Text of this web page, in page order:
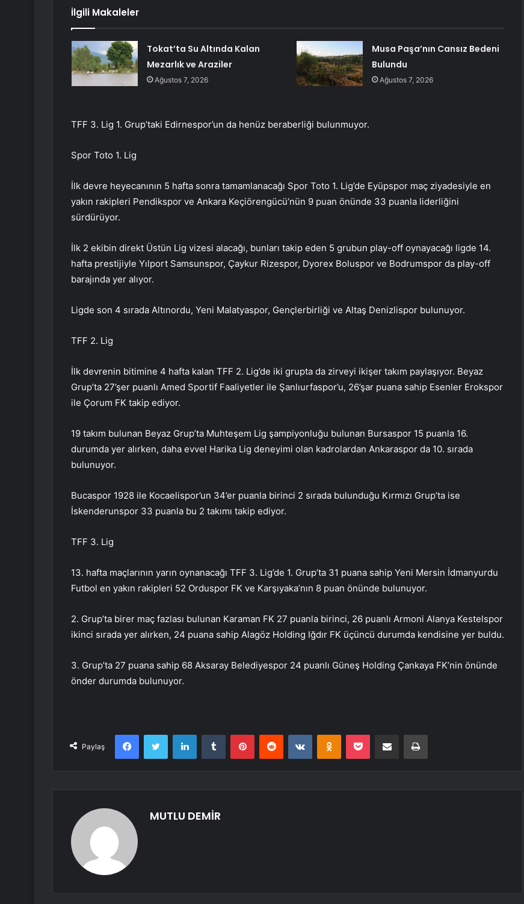
İlgili Makaleler
Tokat’ta Su Altında Kalan
Mezarlık ve Araziler
Ağustos 7, 2026
Musa Paşa’nın Cansız Bedeni
Bulundu
Ağustos 7, 2026
TFF 3. Lig 1. Grup’taki Edirnespor’un da henüz beraberliği bulunmuyor.
Spor Toto 1. Lig
İlk devre heyecanının 5 hafta sonra tamamlanacağı Spor Toto 1. Lig’de Eyüpspor maç ziyadesiyle en
yakın rakipleri Pendikspor ve Ankara Keçiörengücü’nün 9 puan önünde 33 puanla liderliğini
sürdürüyor.
İlk 2 ekibin direkt Üstün Lig vizesi alacağı, bunları takip eden 5 grubun play-off oynayacağı ligde 14.
hafta prestijiyle Yılport Samsunspor, Çaykur Rizespor, Dyorex Boluspor ve Bodrumspor da play-off
barajında yer alıyor.
Ligde son 4 sırada Altınordu, Yeni Malatyaspor, Gençlerbirliği ve Altaş Denizlispor bulunuyor.
TFF 2. Lig
İlk devrenin bitimine 4 hafta kalan TFF 2. Lig’de iki grupta da zirveyi ikişer takım paylaşıyor. Beyaz
Grup’ta 27’şer puanlı Amed Sportif Faaliyetler ile Şanlıurfaspor’u, 26’şar puana sahip Esenler Erokspor
ile Çorum FK takip ediyor.
19 takım bulunan Beyaz Grup’ta Muhteşem Lig şampiyonluğu bulunan Bursaspor 15 puanla 16.
durumda yer alırken, daha evvel Harika Lig deneyimi olan kadrolardan Ankaraspor da 10. sırada
bulunuyor.
Bucaspor 1928 ile Kocaelispor’un 34’er puanla birinci 2 sırada bulunduğu Kırmızı Grup’ta ise
İskenderunspor 33 puanla bu 2 takımı takip ediyor.
TFF 3. Lig
13. hafta maçlarının yarın oynanacağı TFF 3. Lig’de 1. Grup’ta 31 puana sahip Yeni Mersin İdmanyurdu
Futbol en yakın rakipleri 52 Orduspor FK ve Karşıyaka’nın 8 puan önünde bulunuyor.
2. Grup’ta birer maç fazlası bulunan Karaman FK 27 puanla birinci, 26 puanlı Armoni Alanya Kestelspor
ikinci sırada yer alırken, 24 puana sahip Alagöz Holding Iğdır FK üçüncü durumda kendisine yer buldu.
3. Grup’ta 27 puana sahip 68 Aksaray Belediyespor 24 puanlı Güneş Holding Çankaya FK’nin önünde
önder durumda bulunuyor.
Paylaş
FacebookTwitter LinkedInTumblr PinterestReddit VKontakteOdnoklassniki
Pocket E-Posta ile paylaş Yazdır
MUTLU DEMİR